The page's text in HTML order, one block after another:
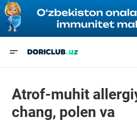
Atrof-muhit
chang, polen va